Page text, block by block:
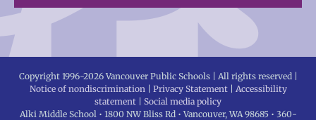
Copyright 1996-2026 Vancouver Public Schools | All rights reserved |
Notice of nondiscrimination| Privacy Statement| Accessibility
statement
Social media policy
Alki Middle School • 1800 NW Bliss Rd • Vancouver, WA 98685 • 360-